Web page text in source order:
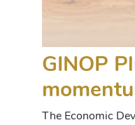
GINOP
The Economic